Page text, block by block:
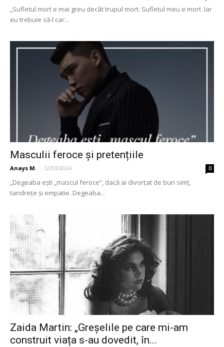
„Sufletul mort e mai greu decât trupul mort. Sufletul meu e mort. Iar
eu trebuie să-l car...
Masculii feroce și pretențiile
Anays M. - 12/03/2024 0
„Degeaba eşti „mascul feroce”, dacă ai divorțat de bun simț,
tandrețe şi empatie. Degeaba...
Zaida Martin: „Greșelile pe care mi-am
construit viața s-au dovedit, în...